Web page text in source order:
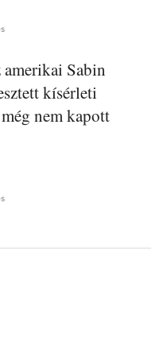
amerikai Sabin
kísérleti
nem kapott